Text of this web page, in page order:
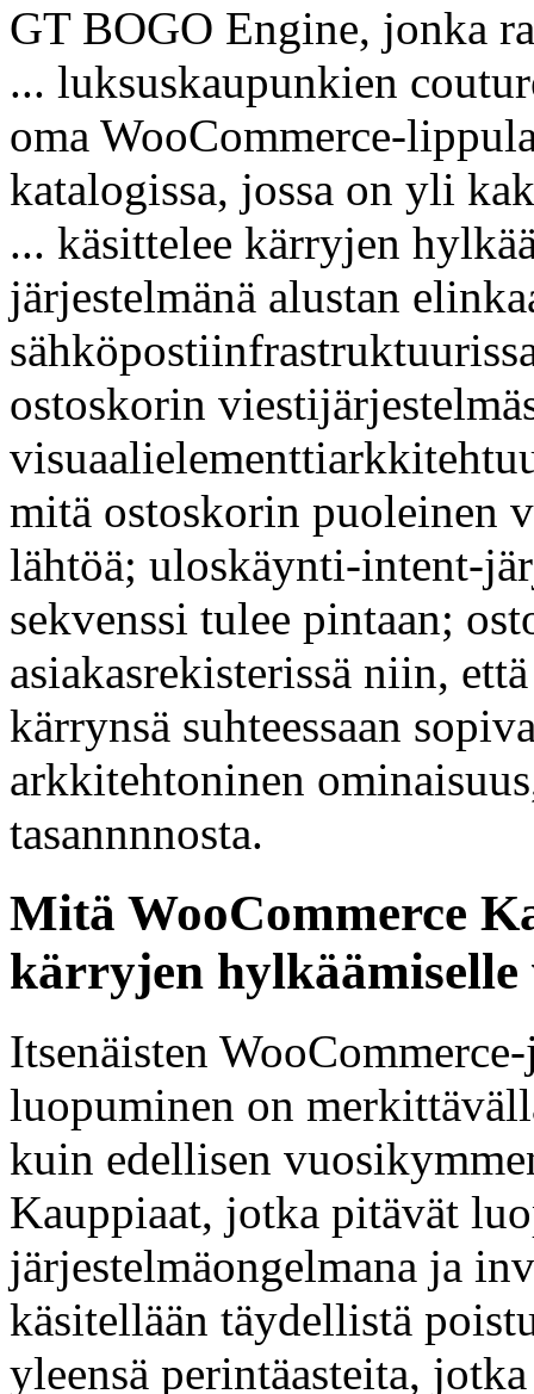
GT BOGO Engine, jonka
... luksuskaupunkien
oma WooCommerce-
katalogissa, jossa on yli
... käsittelee kärryjen
järjestelmänä alustan
ostoskorin
mitä ostoskorin puoleinen
lähtöä; uloskäynti-intent-
sekvenssi tulee pintaan;
asiakasrekisterissä niin,
kärrynsä suhteessaan
arkkitehtoninen
tasannnnosta.
Mitä WooCommerce
kärryjen hylkäämiselle
Itsenäisten
luopuminen on
kuin edellisen
Kauppiaat, jotka pitävät
järjestelmäongelmana ja
käsitellään täydellistä
yleensä perintäasteita,